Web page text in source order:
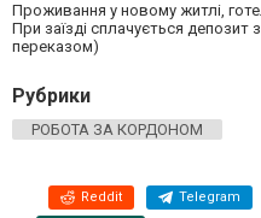
Проживання у новому житлі,
При заїзді сплачується депозит
переказом)
Рубрики
РОБОТА ЗА КОРДОНОМ
Reddit Telegram